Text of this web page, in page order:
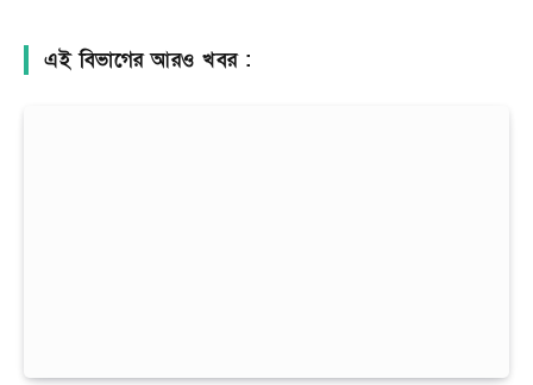
এই বিভাগের আরও খবর :